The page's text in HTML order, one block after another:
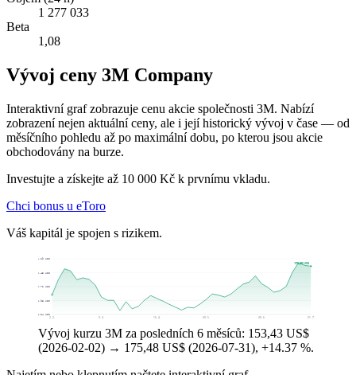
1 277 033
Beta
1,08
Vývoj ceny 3M Company
Interaktivní graf zobrazuje cenu akcie společnosti 3M. Nabízí
zobrazení nejen aktuální ceny, ale i její historický vývoj v čase — od
měsíčního pohledu až po maximální dobu, po kterou jsou akcie
obchodovány na burze.
Investujte a získejte až 10 000 Kč k prvnímu vkladu.
Chci bonus u eToro
Váš kapitál je spojen s rizikem.
138,24 US$
148,98 US$
159,71 US$
170,45 US$
181,19 US$
2. 2. 9. 3. 16. 4. 20. 5. 31. 7.
175,48 US$
Vývoj kurzu 3M za posledních 6 měsíců: 153,43 US$
(2026-02-02) → 175,48 US$ (2026-07-31), +14.37 %.